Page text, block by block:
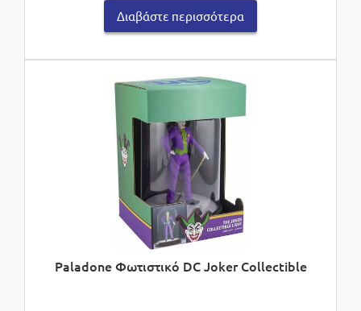
Διαβάστε περισσότερα
Paladone Φωτιστικό DC Joker Collectible